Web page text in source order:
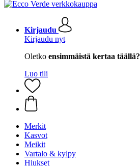
Kirjaudu
Kirjaudu nyt
Oletko ensimmäistä kertaa täällä?
Luo tili
Merkit
Kasvot
Meikit
Vartalo & kylpy
Hiukset